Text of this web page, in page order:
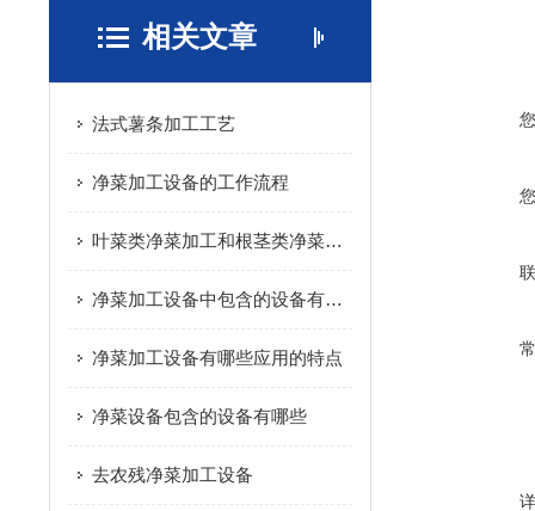
相关文章
法式薯条加工工艺
净菜加工设备的工作流程
叶菜类净菜加工和根茎类净菜加工这个两种模式的区别是什么？
净菜加工设备中包含的设备有哪些
净菜加工设备有哪些应用的特点
净菜设备包含的设备有哪些
去农残净菜加工设备